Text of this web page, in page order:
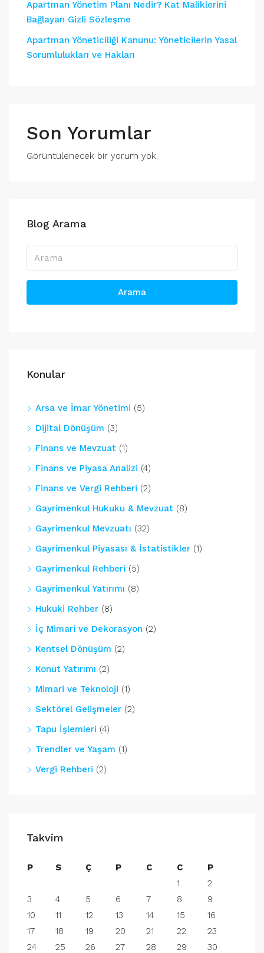
Apartman Yönetim Planı Nedir? Kat Maliklerini
Bağlayan Gizli Sözleşme
Apartman Yöneticiliği Kanunu: Yöneticilerin Yasal
Sorumlulukları ve Hakları
Son Yorumlar
Görüntülenecek bir yorum yok.
Blog Arama
Arama
Konular
Arsa ve İmar Yönetimi (5)
Dijital Dönüşüm (3)
Finans ve Mevzuat (1)
Finans ve Piyasa Analizi (4)
Finans ve Vergi Rehberi (2)
Gayrimenkul Hukuku & Mevzuat (8)
Gayrimenkul Mevzuatı (32)
Gayrimenkul Piyasası & İstatistikler (1)
Gayrimenkul Rehberi (5)
Gayrimenkul Yatırımı (8)
Hukuki Rehber (8)
İç Mimari ve Dekorasyon (2)
Kentsel Dönüşüm (2)
Konut Yatırımı (2)
Mimari ve Teknoloji (1)
Sektörel Gelişmeler (2)
Tapu İşlemleri (4)
Trendler ve Yaşam (1)
Vergi Rehberi (2)
Takvim
P S Ç P C C
P
1
2
3
4 5 6 7 8
9
10
11 12 13 14 15
16
17
18 19 20 21 22
23
24
25 26 27 28 29 30